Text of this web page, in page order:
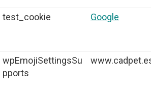
test_cookie
Google
wpEmojiSettingsSu
pports